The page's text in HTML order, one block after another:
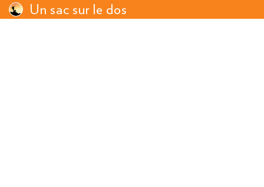
Un sac sur le dos